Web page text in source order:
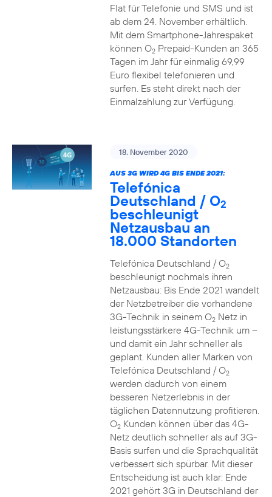
Flat für Telefonie und SMS und ist
ab dem 24. November erhältlich.
Mit dem Smartphone-Jahrespaket
können O2Prepaid-Kunden an 365
Tagen im Jahr für einmalig 69,99
Euro flexibel telefonieren und
surfen. Es steht direkt nach der
Einmalzahlung zur Verfügung.
18. November 2020
AUS 3G WIRD 4G BIS ENDE 2021:
Telefónica
Deutschland / O2
beschleunigt
Netzausbau an
18.000 Standorten
Telefónica Deutschland / O2
beschleunigt nochmals ihren
Netzausbau: Bis Ende 2021 wandelt
der Netzbetreiber die vorhandene
3G-Technik in seinem O2Netz in
leistungsstärkere 4G-Technik um –
und damit ein Jahr schneller als
geplant. Kunden aller Marken von
Telefónica Deutschland / O2
werden dadurch von einem
besseren Netzerlebnis in der
täglichen Datennutzung profitieren.
O2Kunden können über das 4G-
Netz deutlich schneller als auf 3G-
Basis surfen und die Sprachqualität
verbessert sich spürbar. Mit dieser
Entscheidung ist auch klar: Ende
2021 gehört 3G in Deutschland der